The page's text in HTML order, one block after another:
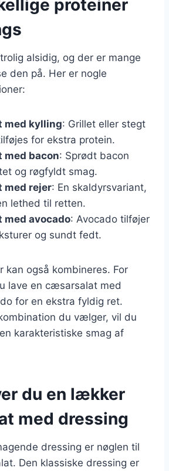
proteiner
alsidig, og der er mange
den på. Her er nogle
med kylling: Grillet eller stegt
for ekstra protein.
bacon: Sprødt bacon
og røgfyldt smag.
med rejer: En skaldyrsvariant,
lethed til retten.
avocado: Avocado tilføjer
og sundt fedt.
kan også kombineres. For
lave en cæsarsalat med
for en ekstra fyldig ret.
du vælger, vil du
karakteristiske smag af
du en lækker
med dressing
dressing er nøglen til
Den klassiske dressing er